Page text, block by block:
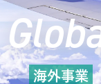
海外事業